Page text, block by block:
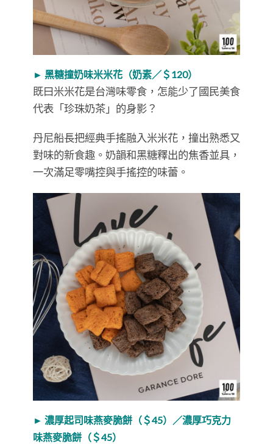
► 黑糖撞奶味米米花（奶素／＄120）
既曰米米花是台灣味零食，怎能少了國民美食
代表「珍珠奶茶」的身影？
丹尼船長把經典手搖融入米米花，撞出熟悉又
對味的新食趣。奶韻和黑糖釋出的焦香並具，
一次滿足零嘴控與手搖控的味蕾。
► 濃厚起司味燕麥脆餅（＄45）／濃厚巧克力
味燕麥脆餅（＄45）